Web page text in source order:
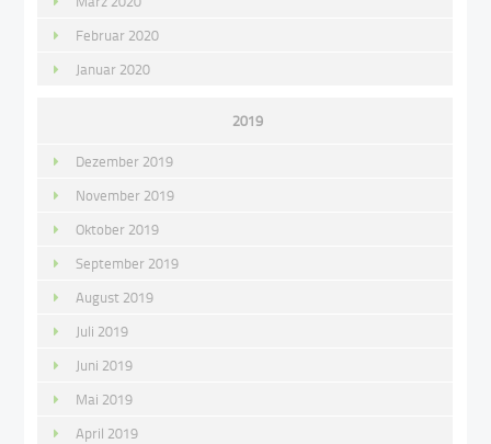
Februar 2020
Januar 2020
2019
Dezember 2019
November 2019
Oktober 2019
September 2019
August 2019
Juli 2019
Juni 2019
Mai 2019
April 2019